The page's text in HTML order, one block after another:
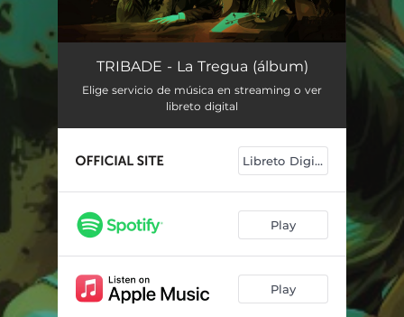
TRIBADE - La Tregua (álbum)
Elige servicio de música en streaming o ver
libreto digital
Libreto Digital
Play
Play